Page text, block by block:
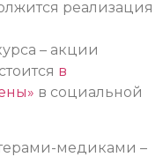
реализация
– акции
в
в социальной
медиками –